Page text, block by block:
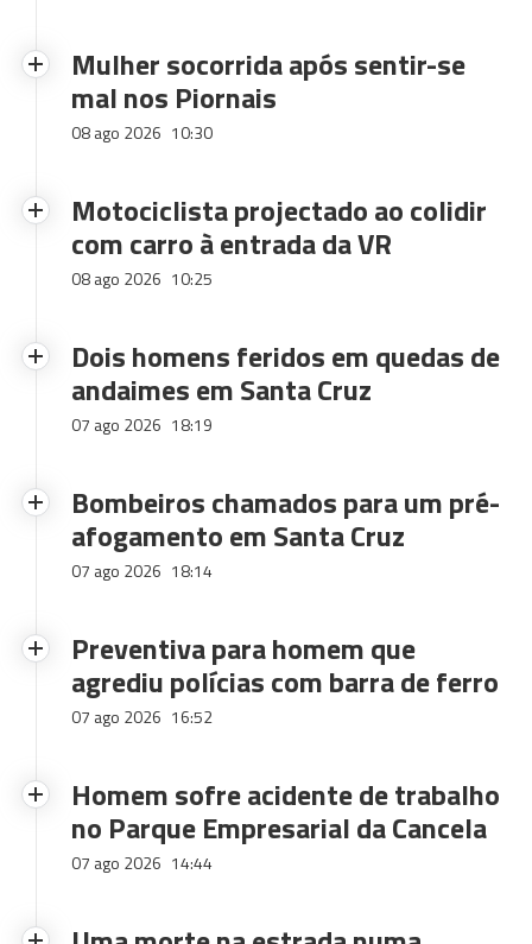
Mulher socorrida após sentir-se
mal nos Piornais
08 ago 2026 10:30
Motociclista projectado ao colidir
com carro à entrada da VR
08 ago 2026 10:25
Dois homens feridos em quedas de
andaimes em Santa Cruz
07 ago 2026 18:19
Bombeiros chamados para um pré-
afogamento em Santa Cruz
07 ago 2026 18:14
Preventiva para homem que
agrediu polícias com barra de ferro
07 ago 2026 16:52
Homem sofre acidente de trabalho
no Parque Empresarial da Cancela
07 ago 2026 14:44